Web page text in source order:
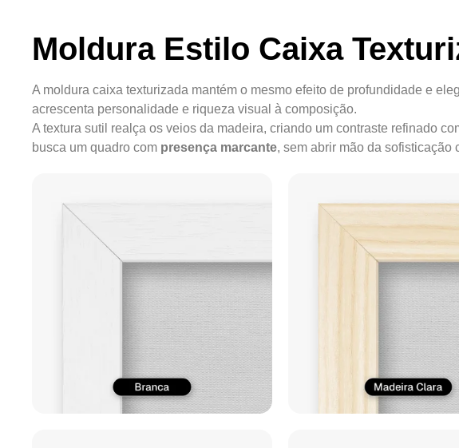
Moldura Estilo Caixa
A moldura caixa texturizada mantém o mesmo efeito de profundidade e
acrescenta personalidade e riqueza visual à composição.
A textura sutil realça os veios da madeira, criando um contraste refinado
busca um quadro com presença marcante, sem abrir mão da sofisticação